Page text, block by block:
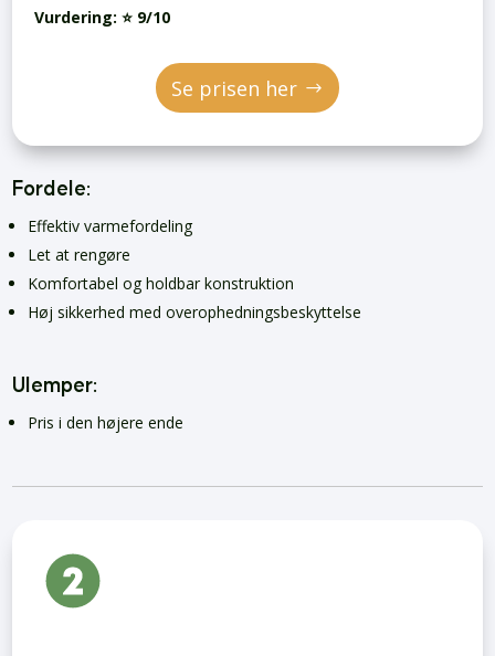
Vurdering: ⭐ 9/10
Se prisen her
Fordele:
Effektiv varmefordeling
Let at rengøre
Komfortabel og holdbar konstruktion
Høj sikkerhed med overophedningsbeskyttelse
Ulemper:
Pris i den højere ende